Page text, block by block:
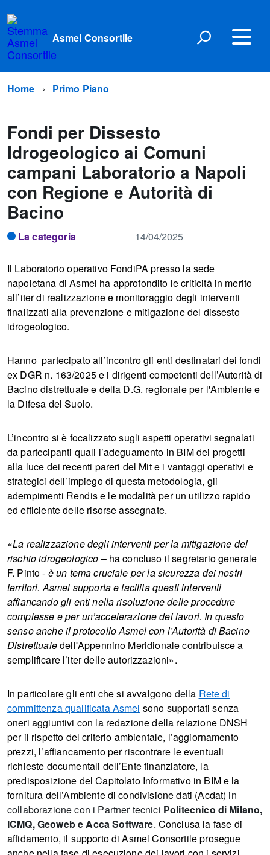
Asmel Consortile
Home Primo Piano
Fondi per Dissesto
Idrogeologico ai Comuni
campani Laboratorio a Napoli
con Regione e Autorità di
Bacino
La categoria 14/04/2025
Il Laboratorio operativo FondiPA presso la sede
napoletana di Asmel ha approfondito le criticità in merito
all’iter di realizzazione e monitoraggio degli interventi
finalizzati alla prevenzione e mitigazione del dissesto
idrogeologico.
Hanno partecipato all’incontro gli enti destinatari dei fondi
ex DGR n. 163/2025 e i dirigenti competenti dell’Autorità di
Bacino distrettuale e della D.G. regionale per l'Ambiente e
la Difesa del Suolo.
L’incontro si è focalizzato sugli aspetti operativi segnalati
da partecipanti quali l’adeguamento in BIM dei progetti
alla luce dei recenti pareri del Mit e i vantaggi operativi e
strategici dell’impiego di questa metodologia, gli
adempimenti Rendis e le modalità per un utilizzo rapido
ed efficiente delle risorse assegnate.
«La realizzazione degli interventi per la mitigazione del
rischio idrogeologico – ha concluso il segretario generale
F. Pinto - è un tema cruciale per la sicurezza dei nostri
territori. Asmel supporta e facilita questi interventi
affiancando gli enti nella risoluzione delle procedure
complesse e per un’accelerazione dei lavori. In questo
senso anche il protocollo Asmel con l’Autorità di Bacino
Distrettualedell'Appennino Meridionale contribuisce a
semplificare l’iter delle autorizzazioni».
In particolare gli enti che si avvalgono della Rete di
committenza qualificata Asmel sono supportati senza
oneri aggiuntivi con la redazione della relazione DNSH
per il rispetto del criterio ambientale, l’aggiornamento
prezzi, l’affiancamento per riscontrare le eventuali
richieste documentali dell’Ente finanziatore, la
predisposizione del Capitolato Informativo in BIM e la
fornitura dell’Ambiente di condivisione dati (Acdat) in
collaborazione con i Partner tecnici Politecnico di Milano,
ICMQ, GeowebeAcca Software. Conclusa la fase di
affidamento, il supporto di Asmel Consortile prosegue